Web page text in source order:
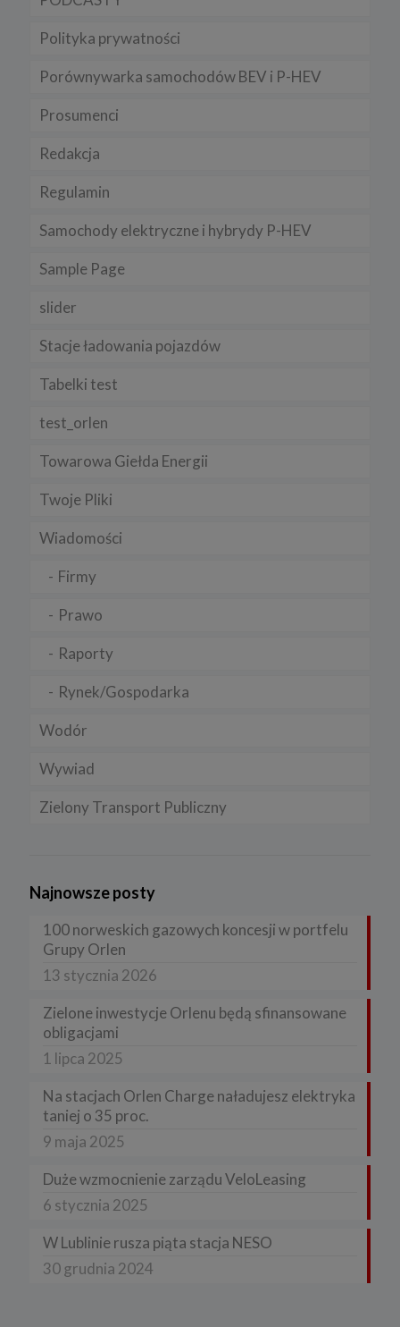
Polityka prywatności
Porównywarka samochodów BEV i P-HEV
Prosumenci
Redakcja
Regulamin
Samochody elektryczne i hybrydy P-HEV
Sample Page
slider
Stacje ładowania pojazdów
Tabelki test
test_orlen
Towarowa Giełda Energii
Twoje Pliki
Wiadomości
Firmy
Prawo
Raporty
Rynek/Gospodarka
Wodór
Wywiad
Zielony Transport Publiczny
Najnowsze posty
100 norweskich gazowych koncesji w portfelu
Grupy Orlen
13 stycznia 2026
Zielone inwestycje Orlenu będą sfinansowane
obligacjami
1 lipca 2025
Na stacjach Orlen Charge naładujesz elektryka
taniej o 35 proc.
9 maja 2025
Duże wzmocnienie zarządu VeloLeasing
6 stycznia 2025
W Lublinie rusza piąta stacja NESO
30 grudnia 2024